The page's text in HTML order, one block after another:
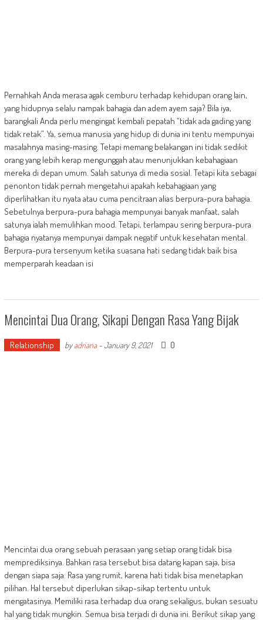
Pernahkah Anda merasa agak cemburu terhadap kehidupan orang lain,
yang hidupnya selalu nampak bahagia dan adem ayem saja? Bila iya,
barangkali Anda perlu mengingat kembali pepatah “tidak ada gading yang
tidak retak”. Ya, semua manusia yang hidup di dunia ini tentu mempunyai
masalahnya masing-masing. Tetapi memang belakangan ini tidak sedikit
orang yang lebih kerap mengunggah atau menunjukkan kebahagiaan
mereka di depan umum. Salah satunya di media sosial. Tetapi kita sebagai
penonton tidak pernah mengetahui apakah kebahagiaan yang
diperlihatkan itu nyata atau cuma pencitraan alias berpura-pura bahagia.
Sebetulnya berpura-pura bahagia mempunyai banyak manfaat, salah
satunya ialah memulihkan mood. Tetapi, terlampau sering berpura-pura
bahagia nyatanya mempunyai dampak negatif untuk kesehatan mental.
Berpura-pura tersenyum ketika suasana hati sedang tidak baik bisa
memperparah keadaan isi
Mencintai Dua Orang, Sikapi Dengan Rasa Yang Bijak
Relationship byadriana-January 9, 2021 0
Mencintai dua orang sebuah perasaan yang setiap orang tidak bisa
memprediksinya. Bahkan rasa tersebut bisa datang kapan saja, bisa
dengan siapa saja. Rasa yang rumit, karena hati tidak bisa menetapkan
pilihan. Hal tersebut diperlukan sikap-sikap tertentu untuk
mengatasinya. Memiliki rasa terhadap dua orang sekaligus, bukan sesuatu
hal yang tidak mungkin. Semua bisa terjadi di dunia ini. Berikut sikap yang